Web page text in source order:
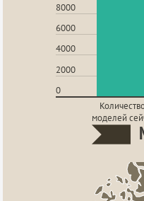
8000
6000
4000
2000
0
моделей